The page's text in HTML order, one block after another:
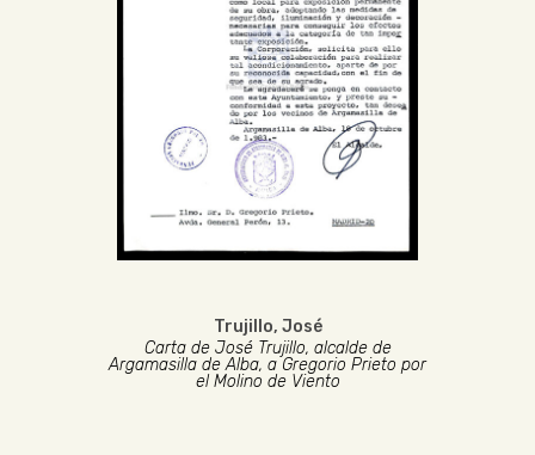
Trujillo, José
Carta de José Trujillo, alcalde de
Argamasilla de Alba, a Gregorio Prieto por
el Molino de Viento